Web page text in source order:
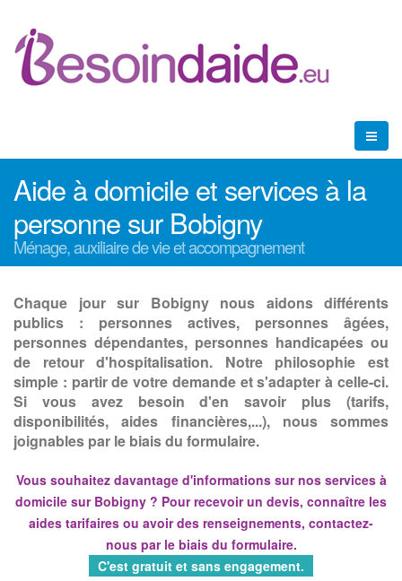
Aide à domicile et services à la
personne sur Bobigny
Ménage, auxiliaire de vie et accompagnement
Chaque jour sur Bobigny nous aidons différents
publics : personnes actives, personnes âgées,
personnes dépendantes, personnes handicapées ou
de retour d'hospitalisation. Notre philosophie est
simple : partir de votre demande et s'adapter à celle-ci.
Si vous avez besoin d'en savoir plus (tarifs,
disponibilités, aides financières,...), nous sommes
joignables par le biais du formulaire.
Vous souhaitez davantage d'informations sur nos services à
domicile sur Bobigny ? Pour recevoir un devis, connaître les
aides tarifaires ou avoir des renseignements, contactez-
nous par le biais du formulaire.
C'est gratuit et sans engagement.